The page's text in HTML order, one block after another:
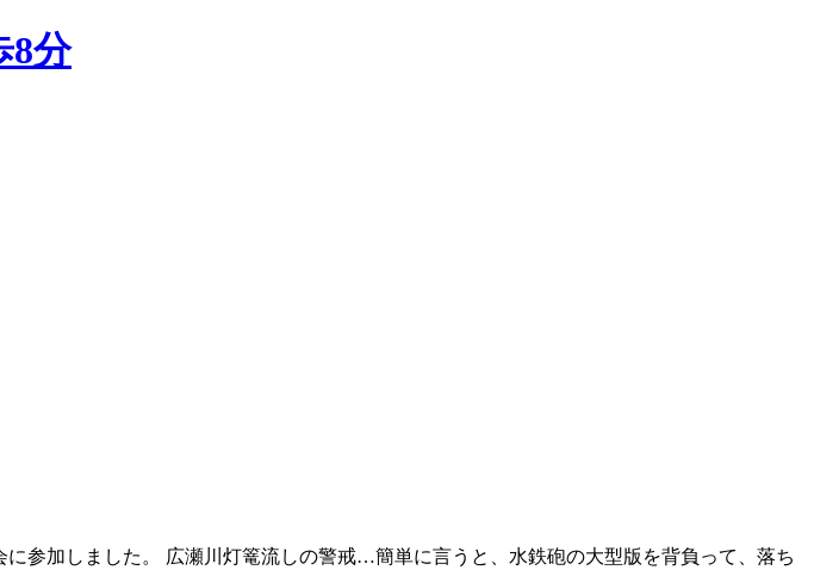
参加しました。 広瀬川灯篭流しの警戒…簡単に言うと、水鉄砲の大型版を背負って、落ち